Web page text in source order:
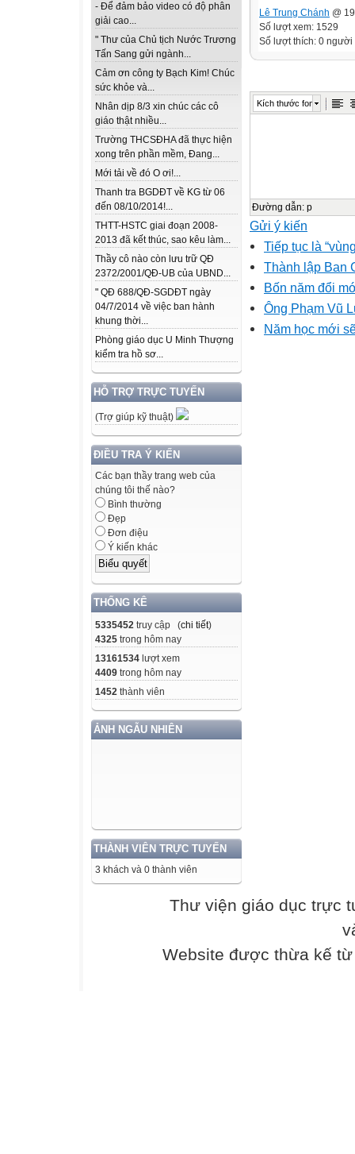
- Để đảm bảo video có độ phân
giải cao...
" Thư của Chủ tịch Nước Trương
Tấn Sang gửi ngành...
Cảm ơn công ty Bạch Kim! Chúc
sức khỏe và...
Nhân dịp 8/3 xin chúc các cô
giáo thật nhiều...
Trường THCSĐHA đã thực hiện
xong trên phần mềm, Đang...
Mới tải về đó O ơi!...
Thanh tra BGDĐT về KG từ 06
đến 08/10/2014!...
THTT-HSTC giai đoạn 2008-
2013 đã kết thúc, sao kêu làm...
Thầy cô nào còn lưu trữ QĐ
2372/2001/QĐ-UB của UBND...
" QĐ 688/QĐ-SGDĐT ngày
04/7/2014 về việc ban hành
khung thời...
Phòng giáo dục U Minh Thượng
kiểm tra hồ sơ...
HỖ TRỢ TRỰC TUYẾN
(Trợ giúp kỹ thuật)
ĐIỀU TRA Ý KIẾN
Các bạn thầy trang web của
chúng tôi thế nào?
Bình thường
Đẹp
Đơn điệu
Ý kiến khác
THỐNG KÊ
5335452 truy cập (chi tiết)
4325 trong hôm nay
13161534 lượt xem
4409 trong hôm nay
1452 thành viên
ẢNH NGẪU NHIÊN
THÀNH VIÊN TRỰC TUYẾN
3 khách và 0 thành viên
Lê Trung Chánh @
Số lượt xem: 1529
Số lượt thích: 0 người
Kích thước font
Đường dẫn: p
Gửi ý kiến
Tiếp tục là
Thành lập Ban
Bốn năm đổi
Ông Phạm Vũ
Năm học mới
Thư viện giáo dục trực
Website được thừa kế